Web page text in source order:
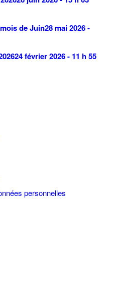
de Juin28 mai 2026 -
24 février 2026 - 11 h 55
personnelles